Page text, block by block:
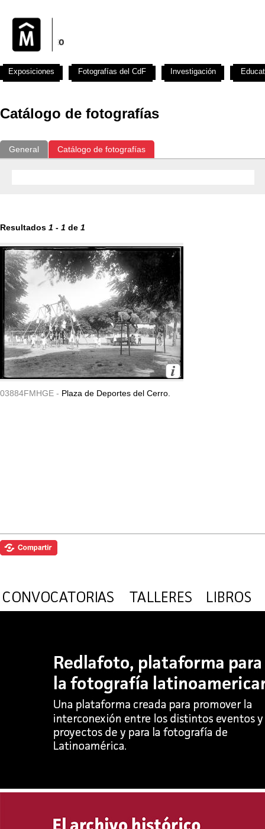
Catálogo de fotografías
General Catálogo de fotografías
Resultados 1 - 1 de 1
03884FMHGE - Plaza de Deportes del Cerro.
Exposiciones Fotografías del CdF Investigación